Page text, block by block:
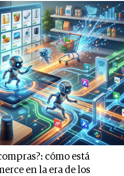
cómo está
en la era de los